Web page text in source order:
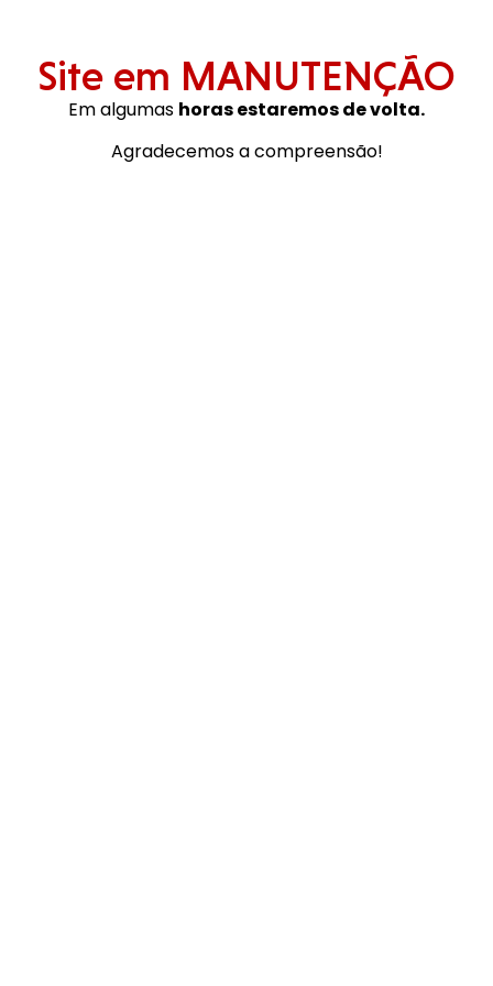
Site em MANUTENÇÃO
Em algumas horas estaremos de volta.
Agradecemos a compreensão!